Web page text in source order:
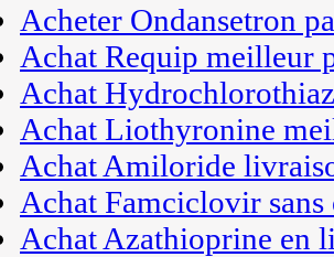
Acheter Ondansetron
Achat Requip meilleur
Achat
Achat Liothyronine
Achat Amiloride
Achat Famciclovir
Achat Azathioprine en